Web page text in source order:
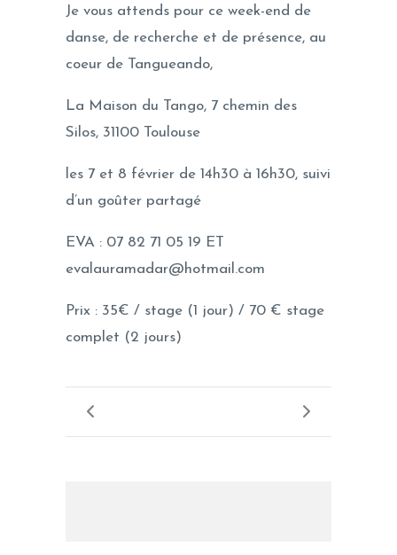
Je vous attends pour ce week-end de
danse, de recherche et de présence, au
coeur de Tangueando,
La Maison du Tango, 7 chemin des
Silos, 31100 Toulouse
les 7 et 8 février de 14h30 à 16h30, suivi
d’un goûter partagé
EVA : 07 82 71 05 19 ET
evalauramadar@hotmail.com
Prix : 35€ / stage (1 jour) / 70 € stage
complet (2 jours)